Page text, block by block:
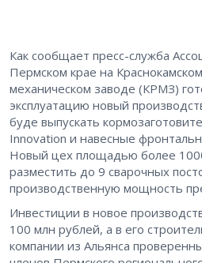
Как сообщает пресс-служба
Пермском крае на
механическом заводе (КРМЗ)
эксплуатацию новый
буде выпускать
Innovation и навесные
Новый цех площадью более
разместить до 9 сварочных
производственную мощность
Инвестиции в новое
100 млн рублей, а в его
компании из Альянса